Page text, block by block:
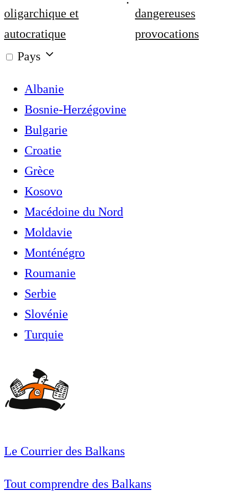
oligarchique et
autocratique
dangereuses
provocations
Pays
Albanie
Bosnie-Herzégovine
Bulgarie
Croatie
Grèce
Kosovo
Macédoine du Nord
Moldavie
Monténégro
Roumanie
Serbie
Slovénie
Turquie
Le Courrier des Balkans
Tout comprendre des Balkans